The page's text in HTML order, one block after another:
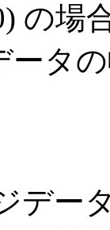
の場
ータ
デー